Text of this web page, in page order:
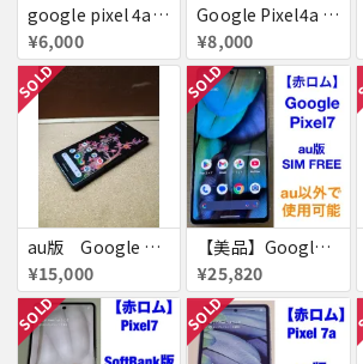
google pixel 4a 赤ロム
¥6,000
Google Pixel4a 5G 128GB 赤ロム
¥8,000
SOLD
au版 Google Pixel 6 128GB ジャンク品扱い
¥15,000
SOLD
【美品】Google Pixel7 128GB 赤ロム
¥25,820
SOLD SOLD